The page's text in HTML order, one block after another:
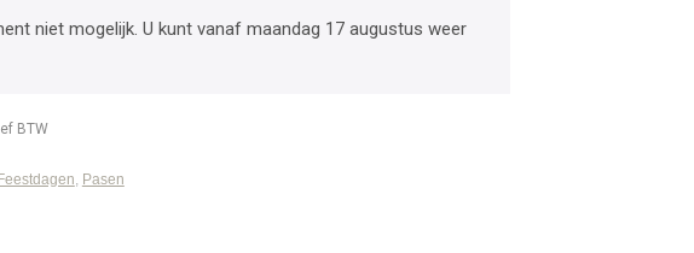
niet mogelijk. U kunt vanaf maandag 17 augustus weer
BTW
Feestdagen, Pasen